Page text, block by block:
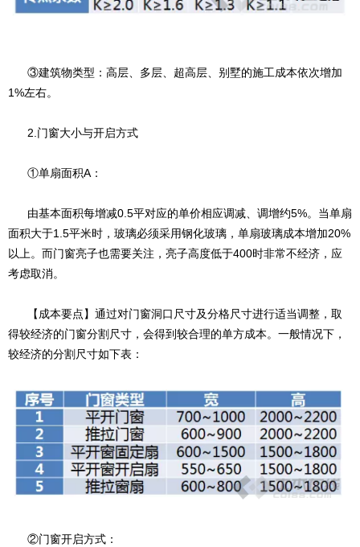
③建筑物类型：高层、多层、超高层、别墅的施工成本依次增加
1%左右。
2.门窗大小与开启方式
①单扇面积A：
由基本面积每增减0.5平对应的单价相应调减、调增约5%。当单扇
面积大于1.5平米时，玻璃必须采用钢化玻璃，单扇玻璃成本增加20%
以上。而门窗亮子也需要关注，亮子高度低于400时非常不经济，应
考虑取消。
【成本要点】通过对门窗洞口尺寸及分格尺寸进行适当调整，取
得较经济的门窗分割尺寸，会得到较合理的单方成本。一般情况下，
较经济的分割尺寸如下表：
②门窗开启方式：